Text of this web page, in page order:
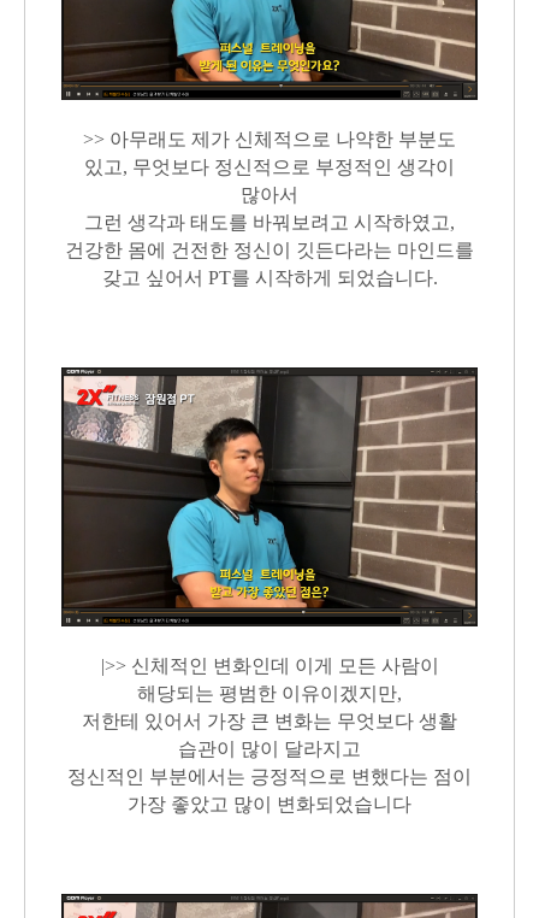
>> 아무래도 제가 신체적으로 나약한 부분도
있고, 무엇보다 정신적으로 부정적인 생각이
많아서
그런 생각과 태도를 바꿔보려고 시작하였고,
건강한 몸에 건전한 정신이 깃든다라는 마인드를
갖고 싶어서 PT를 시작하게 되었습니다.
|>> 신체적인 변화인데 이게 모든 사람이
해당되는 평범한 이유이겠지만,
저한테 있어서 가장 큰 변화는 무엇보다 생활
습관이 많이 달라지고
정신적인 부분에서는 긍정적으로 변했다는 점이
가장 좋았고 많이 변화되었습니다